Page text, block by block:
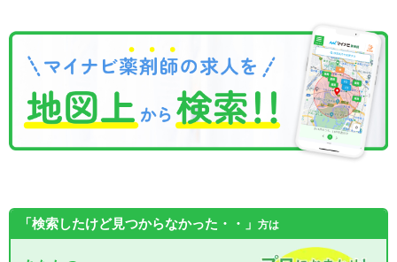
「検索したけど見つからなかった・・」 方は